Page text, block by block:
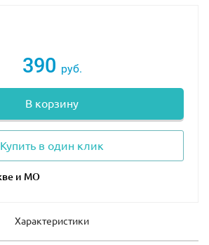
390 руб.
В корзину
Купить в один клик
Характеристики